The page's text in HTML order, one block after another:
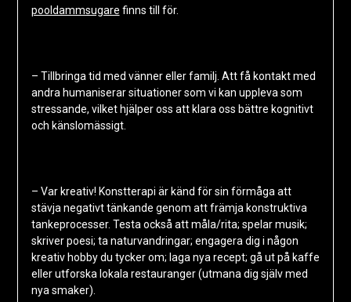
pooldammsugare finns till för.
– Tillbringa tid med vänner eller familj. Att få kontakt med
andra humaniserar situationer som vi kan uppleva som
stressande, vilket hjälper oss att klara oss bättre kognitivt
och känslomässigt.
– Var kreativ! Konstterapi är känd för sin förmåga att
stävja negativt tänkande genom att främja konstruktiva
tankeprocesser. Testa också att måla/rita; spelar musik;
skriver poesi; ta naturvandringar; engagera dig i någon
kreativ hobby du tycker om; laga nya recept; gå ut på kaffe
eller utforska lokala restauranger (utmana dig själv med
nya smaker).